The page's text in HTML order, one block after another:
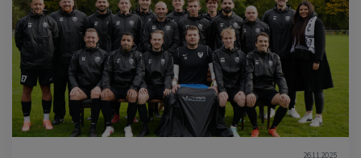
26.11.2025